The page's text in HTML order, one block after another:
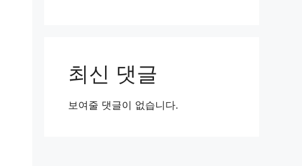
최신 댓글
보여줄 댓글이 없습니다.